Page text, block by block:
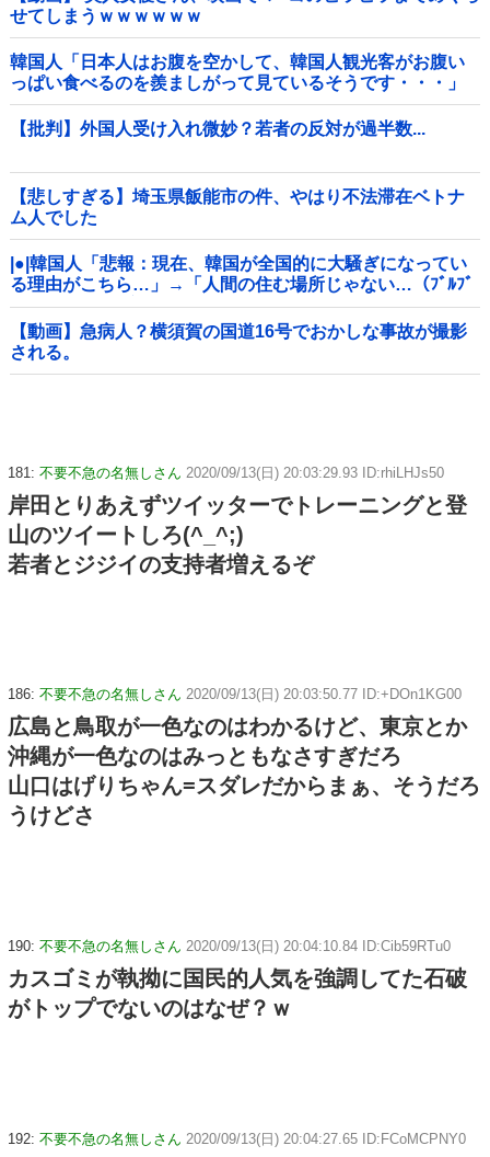
せてしまうｗｗｗｗｗｗ
韓国人「日本人はお腹を空かして、韓国人観光客がお腹い
っぱい食べるのを羨ましがって見ているそうです・・・」
【批判】外国人受け入れ微妙？若者の反対が過半数...
【悲しすぎる】埼玉県飯能市の件、やはり不法滞在ベトナ
ム人でした
|●|韓国人「悲報：現在、韓国が全国的に大騒ぎになってい
る理由がこちら…」→「人間の住む場所じゃない…（ﾌﾞﾙﾌﾞ
ﾙ」＝韓国の反応
【動画】急病人？横須賀の国道16号でおかしな事故が撮影
される。
181: 不要不急の名無しさん 2020/09/13(日) 20:03:29.93 ID:rhiLHJs50
岸田とりあえずツイッターでトレーニングと登
山のツイートしろ(^_^;)
若者とジジイの支持者増えるぞ
186: 不要不急の名無しさん 2020/09/13(日) 20:03:50.77 ID:+DOn1KG00
広島と鳥取が一色なのはわかるけど、東京とか
沖縄が一色なのはみっともなさすぎだろ
山口はげりちゃん=スダレだからまぁ、そうだろ
うけどさ
190: 不要不急の名無しさん 2020/09/13(日) 20:04:10.84 ID:Cib59RTu0
カスゴミが執拗に国民的人気を強調してた石破
がトップでないのはなぜ？ｗ
192: 不要不急の名無しさん 2020/09/13(日) 20:04:27.65 ID:FCoMCPNY0